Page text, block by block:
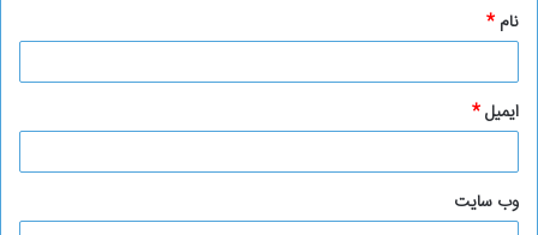
نام *
ایمیل*
وب‌ سایت